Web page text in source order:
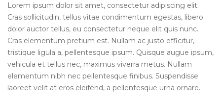
Lorem ipsum dolor sit amet, consectetur adipiscing elit.
Cras sollicitudin, tellus vitae condimentum egestas, libero
dolor auctor tellus, eu consectetur neque elit quis nunc.
Cras elementum pretium est. Nullam ac justo efficitur,
tristique ligula a, pellentesque ipsum. Quisque augue ipsum,
vehicula et tellus nec, maximus viverra metus. Nullam
elementum nibh nec pellentesque finibus. Suspendisse
laoreet velit at eros eleifend, a pellentesque urna ornare.